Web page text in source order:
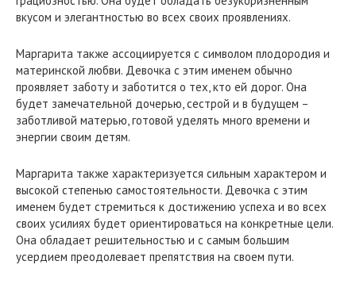
вкусом и элегантностью во всех своих проявлениях.
Маргарита также ассоциируется с символом плодородия и
материнской любви. Девочка с этим именем обычно
проявляет заботу и заботится о тех, кто ей дорог. Она
будет замечательной дочерью, сестрой и в будущем –
заботливой матерью, готовой уделять много времени и
энергии своим детям.
Маргарита также характеризуется сильным характером и
высокой степенью самостоятельности. Девочка с этим
именем будет стремиться к достижению успеха и во всех
своих усилиях будет ориентироваться на конкретные цели.
Она обладает решительностью и с самым большим
усердием преодолевает препятствия на своем пути.